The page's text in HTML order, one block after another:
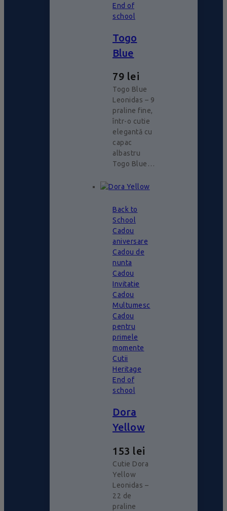
End of
school
Togo
Blue
79 lei
Togo Blue
Leonidas – 9
praline fine,
într-o cutie
elegantă cu
capac
albastru
Togo Blue…
Back to
School
Cadou
aniversare
Cadou de
nunta
Cadou
Invitatie
Cadou
Multumesc
Cadou
pentru
primele
momente
Cutii
Heritage
End of
school
Dora
Yellow
153 lei
Cutie Dora
Yellow
Leonidas –
22 de
praline